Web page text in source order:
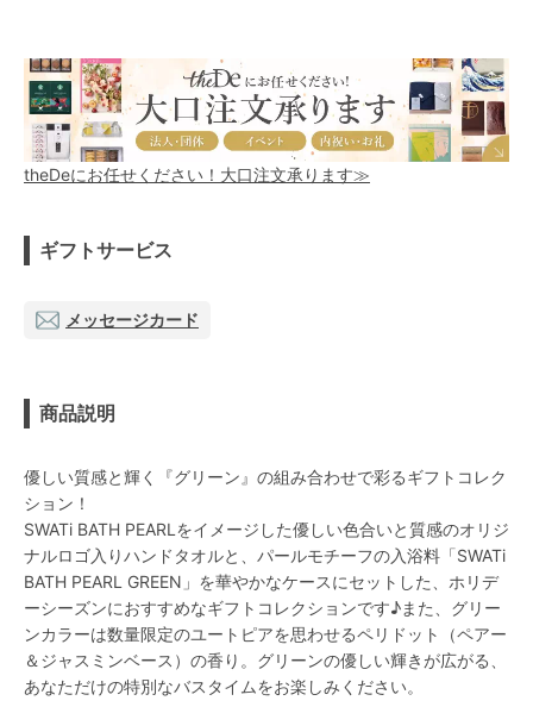
theDeにお任せください！大口注文承ります≫
ギフトサービス
メッセージカード
商品説明
優しい質感と輝く『グリーン』の組み合わせで彩るギフトコレク
ション！
SWATi BATH PEARLをイメージした優しい色合いと質感のオリジ
ナルロゴ入りハンドタオルと、パールモチーフの入浴料「SWATi
BATH PEARL GREEN」を華やかなケースにセットした、ホリデ
ーシーズンにおすすめなギフトコレクションです♪また、グリー
ンカラーは数量限定のユートピアを思わせるペリドット（ペアー
＆ジャスミンベース）の香り。グリーンの優しい輝きが広がる、
あなただけの特別なバスタイムをお楽しみください。